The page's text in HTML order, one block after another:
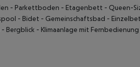
- Parkettboden - Etagenbett - Queen-
- Bidet - Gemeinschaftsbad -
- Bergblick - Klimaanlage mit Fernbedienung